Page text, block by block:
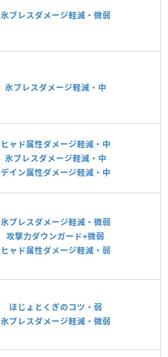
氷ブレスダメージ軽減・微弱
氷ブレスダメージ軽減・中
ヒャド属性ダメージ軽減・中
氷ブレスダメージ軽減・中
デイン属性ダメージ軽減・中
氷ブレスダメージ軽減・微弱
攻撃力ダウンガード+微弱
ヒャド属性ダメージ軽減・弱
ほじょとくぎのコツ・弱
氷ブレスダメージ軽減・微弱